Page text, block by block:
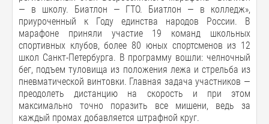
— в школу. Биатлон — ГТО. Биатлон — в колледж»,
приуроченный к Году единства народов России. В
марафоне приняли участие 19 команд школьных
спортивных клубов, более 80 юных спортсменов из 12
школ Санкт-Петербурга. В программу вошли: челночный
бег, подъем туловища из положения лежа и стрельба из
пневматической винтовки. Главная задача участников —
преодолеть дистанцию на скорость и при этом
максимально точно поразить все мишени, ведь за
каждый промах добавляется штрафной круг.